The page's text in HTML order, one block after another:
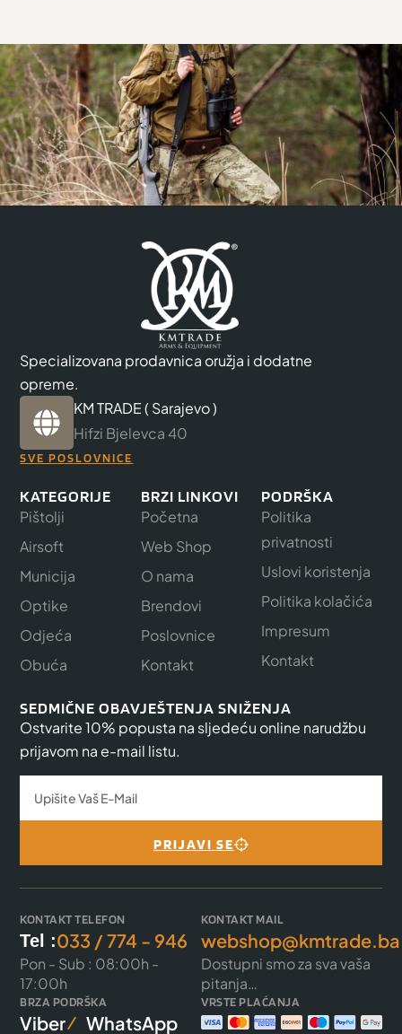
Specializovana prodavnica oružja i dodatne
opreme.
KM TRADE ( Sarajevo )
Hifzi Bjelevca 40
SVE POSLOVNICE
KATEGORIJE
Pištolji
Airsoft
Municija
Optike
Odjeća
Obuća
BRZI LINKOVI
Početna
Web Shop
O nama
Brendovi
Poslovnice
Kontakt
PODRŠKA
Politika
privatnosti
Uslovi koristenja
Politika kolačića
Impresum
Kontakt
SEDMIČNE OBAVJEŠTENJA SNIŽENJA
Ostvarite 10% popusta na sljedeću online narudžbu
prijavom na e-mail listu.
PRIJAVI SE
KONTAKT TELEFON
Tel :033 / 774 - 946
Pon - Sub : 08:00h -
17:00h
KONTAKT MAIL
webshop@kmtrade.ba
Dostupni smo za sva vaša
pitanja…
BRZA PODRŠKA
Viber WhatsApp
VRSTE PLAĆANJA